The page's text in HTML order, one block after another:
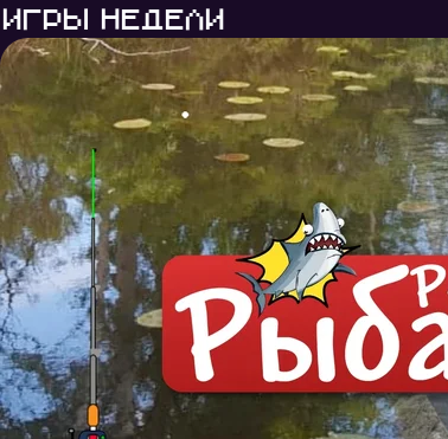
Игры недели